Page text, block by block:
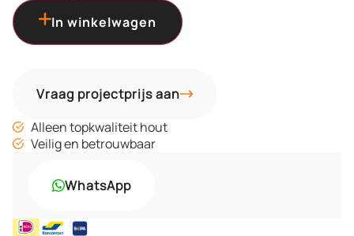
In winkelwagen
Vraag projectprijs aan
Alleen topkwaliteit hout
Veilig en betrouwbaar
WhatsApp